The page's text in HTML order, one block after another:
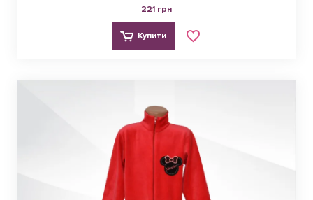
221 грн
Купити